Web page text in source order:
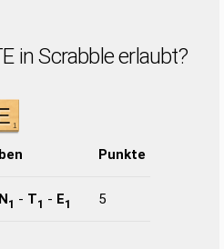
in Scrabble erlaubt?
Punkte
N1 - T1 - E1 5